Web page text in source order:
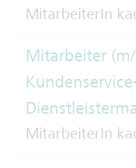
MitarbeiterIn
Mitarbeiter
MitarbeiterIn